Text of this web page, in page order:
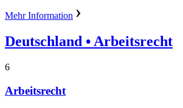
Mehr Information
Deutschland • Arbeitsrecht
6
Arbeitsrecht